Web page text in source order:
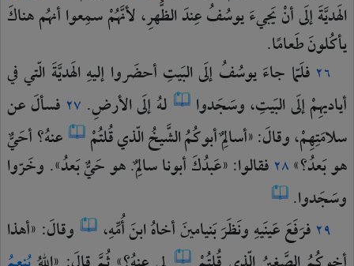
الهَديَّةَإلَىأنْيَجيءَيوسُفُعِندَالظُّهرِ،لأنَّهُمْسمِعواأنهُمهناكَ
يأكُلونَطَعامًا.
٢٦ فلَمّا جاءَيوسُفُإلَىالبَيتِأحضَرواإليهِالهَديَّةَالّتيفي
أياديهِمْإلَىالبَيتِ،وسَجَدوا لهُإلَىالأرضِ. ٢٧ فسألَعن
سلامَتِهِمْ،وقالَ:«أسالِمٌأبوكُمُالشَّيخُالّذيقُلتُمْ عنهُ؟أحَيٌّ
هوبَعدُ؟»٢٨ فقالوا:«عَبدُكَأبوناسالِمٌ.هوحَيٌّبَعدُ».وخَرّوا
وسَجَدوا.
٢٩ فرَفَعَعَينَيهِونَظَرَبَنيامينَأخاهُابنَأُمِّهِ، وقالَ:«أهذا